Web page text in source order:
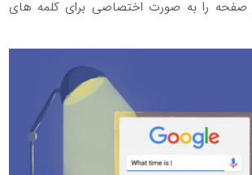
صفحه را به صورت اختصاصی برای کلمه های